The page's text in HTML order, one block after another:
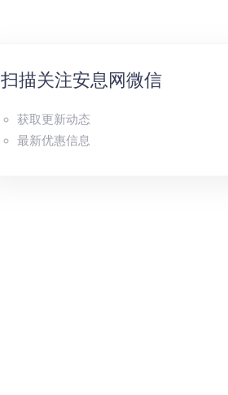
扫描关注安息网微信
获取更新动态
最新优惠信息